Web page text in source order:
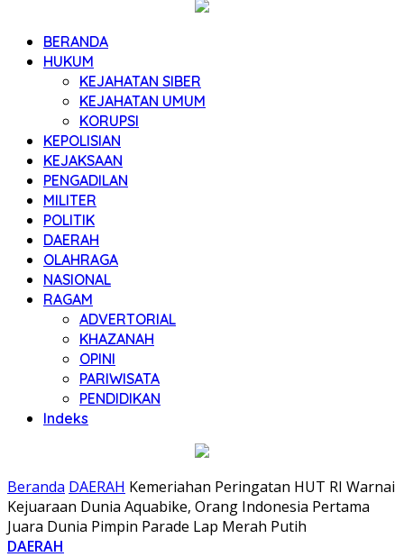
BERANDA
HUKUM
KEJAHATAN SIBER
KEJAHATAN UMUM
KORUPSI
KEPOLISIAN
KEJAKSAAN
PENGADILAN
MILITER
POLITIK
DAERAH
OLAHRAGA
NASIONAL
RAGAM
ADVERTORIAL
KHAZANAH
OPINI
PARIWISATA
PENDIDIKAN
Indeks
Beranda DAERAH Kemeriahan Peringatan HUT RI Warnai
Kejuaraan Dunia Aquabike, Orang Indonesia Pertama
Juara Dunia Pimpin Parade Lap Merah Putih
DAERAH